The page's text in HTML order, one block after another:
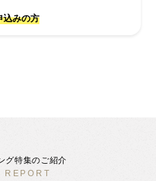
込みの方
グ特集のご紹介